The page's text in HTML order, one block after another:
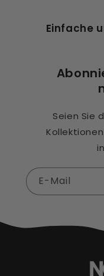
Einfache
Seien Sie
E-Mail